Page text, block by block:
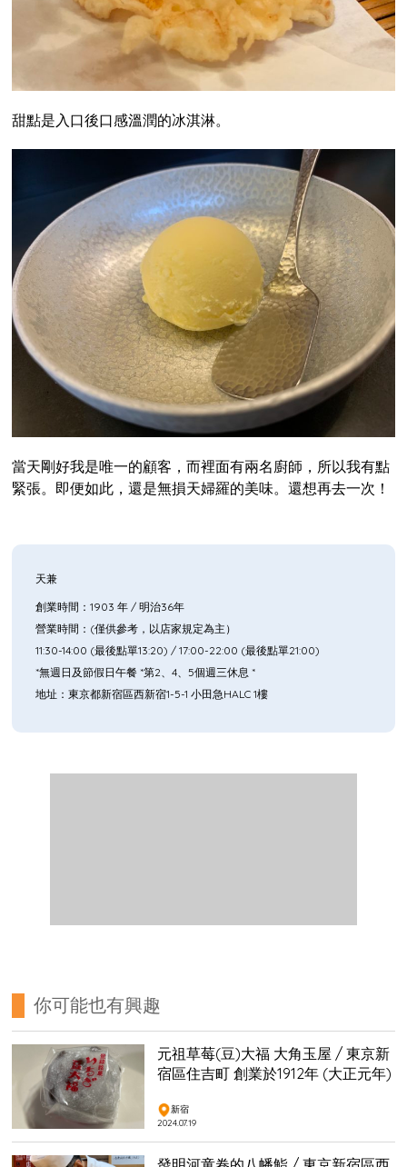
甜點是入口後口感溫潤的冰淇淋。
當天剛好我是唯一的顧客，而裡面有兩名廚師，所以我有點
緊張。即便如此，還是無損天婦羅的美味。還想再去一次！
天兼
創業時間：1903 年 / 明治36年
營業時間：(僅供參考，以店家規定為主）
11:30-14:00 (最後點單13:20) / 17:00-22:00 (最後點單21:00)
*無週日及節假日午餐 *第2、4、5個週三休息 *
地址：東京都新宿區西新宿1-5-1 小田急HALC 1樓
你可能也有興趣
元祖草莓(豆)大福 大角玉屋 / 東京新
宿區住吉町 創業於1912年 (大正元年)
新宿
2024.07.19